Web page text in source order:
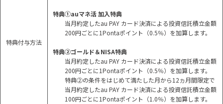
特典付与方法
特典①auマネ活 加入特典
当月約定したau PAY カード決済による投資信託積立金額
200円ごとに1Pontaポイント（0.5％）を加算します。
特典②ゴールド＆NISA特典
当月約定したau PAY カード決済による投資信託積立金額
200円ごとに1Pontaポイント（0.5％）を加算します。
特典②の条件をはじめて満たした月から12ヵ月間限定で
当月約定したau PAY カード決済による投資信託積立金額
100円ごとに1Pontaポイント（1.0％）を加算します。